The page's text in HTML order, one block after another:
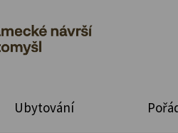
Ubytování